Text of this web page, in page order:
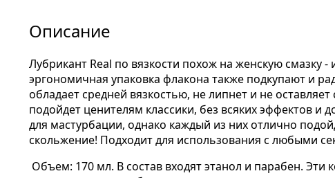
Описание
Лубрикант Real по вязкости похож на женскую смазку
эргономичная упаковка флакона также подкупают и
обладает средней вязкостью, не липнет и не
подойдет ценителям классики, без всяких эффектов
для мастурбации, однако каждый из них отлично
скольжение! Подходит для использования с любыми
Объем: 170 мл. В состав входят этанол и парабен.